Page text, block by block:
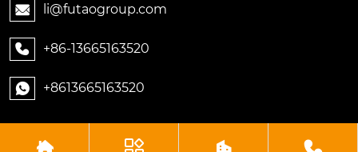
 li@futaogroup.com
 +86-13665163520
 +8613665163520
   